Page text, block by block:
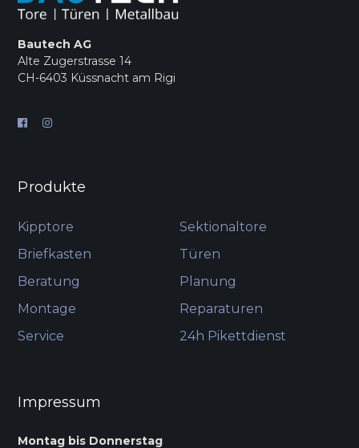
Bautech AG
Alte Zugerstrasse 14
CH-6403 Küssnacht am Rigi
Produkte
Kipptore
Sektionaltore
Briefkasten
Türen
Beratung
Planung
Montage
Reparaturen
Service
24h Pikettdienst
Impressum
Montag bis Donnerstag